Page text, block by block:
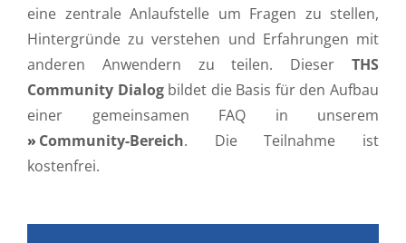
eine zentrale Anlaufstelle um Fragen zu stellen,
Hintergründe zu verstehen und Erfahrungen mit
anderen Anwendern zu teilen. Dieser THS
Community Dialogbildet die Basis für den Aufbau
einer gemeinsamen FAQ in unserem
Community-Bereich. Die Teilnahme ist
kostenfrei.